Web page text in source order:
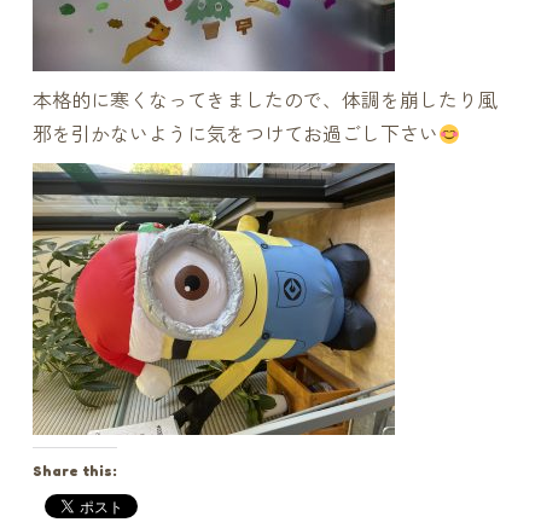
本格的に寒くなってきましたので、体調を崩したり風
邪を引かないように気をつけてお過ごし下さい
Share this: